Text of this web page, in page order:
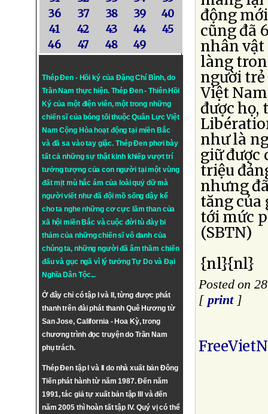
36
37 38 39
40
41
42 43 44
45
46
47 48 49
Thép Đen - Hồi ký của Đặng Chí Bình, do
Trần Nam thực hiện. Thép Đen- Thiên Hồi
Ký của một điện viên, một trong những
chiến sĩ của bóng tối thuộc Quân Lực Việt
Nam Cộng Hòa hoạt động tại miền Bắc
và đã sa vào tay giặc. Thép Đen phơi bày
tất cả những sự thật kinh khiếp vượt trí
tưởng tượng của con người tại một vùng
đất mịt mù hắc ám của loài quỷ dữ mà
người viết như đã đội mồ sống dậy kể
cho ta nghe những cơ cực lầm than của
xã hội miền Bắc và cuộc đời tù đày bi
thảm của những chiến sĩ vô danh của
chúng ta, những người đã âm thầm chiến
đấu và gục ngã vì lý tưởngTự DovàĐại
Nghĩa Dân Tộc...
Ở đây chỉ có tập I và II, từng được phát
thanh trên đài phát thanh Quê Hương từ
San Jose, California - Hoa Kỳ, trong
chương trình đọc truyện do Trần Nam
phụ trách.
Thép Đen tập I và II do nhà xuất bản Đông
Tiến phát hành từ năm 1987. Đến năm
1991, tác giả tự xuất bản tập III và đến
năm 2005 thì hoàn tất tập IV. Quý vị có thể
động
cũng đã
nhân vật
làng
người trẻ
Việt
được họ,
như là
giữ được
triệu
nhưng
tăng của
tới mức
(SBTN)
{nl}{nl}
Posted on
[ print]